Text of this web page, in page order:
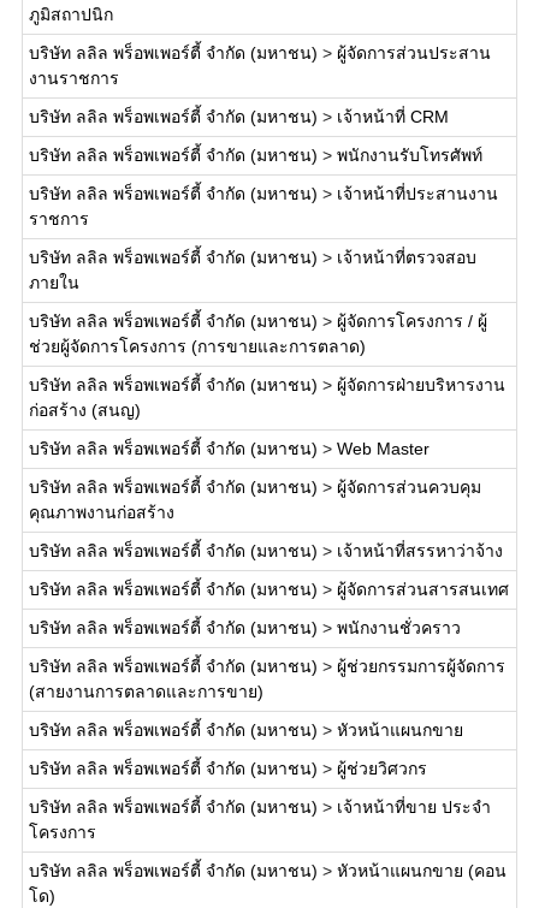
ภูมิสถาปนิก
บริษัท ลลิล พร็อพเพอร์ตี้ จำกัด (มหาชน) > ผู้จัดการส่วนประสาน
งานราชการ
บริษัท ลลิล พร็อพเพอร์ตี้ จำกัด (มหาชน) > เจ้าหน้าที่ CRM
บริษัท ลลิล พร็อพเพอร์ตี้ จำกัด (มหาชน) > พนักงานรับโทรศัพท์
บริษัท ลลิล พร็อพเพอร์ตี้ จำกัด (มหาชน) > เจ้าหน้าที่ประสานงาน
ราชการ
บริษัท ลลิล พร็อพเพอร์ตี้ จำกัด (มหาชน) > เจ้าหน้าที่ตรวจสอบ
ภายใน
บริษัท ลลิล พร็อพเพอร์ตี้ จำกัด (มหาชน) > ผู้จัดการโครงการ / ผู้
ช่วยผู้จัดการโครงการ (การขายและการตลาด)
บริษัท ลลิล พร็อพเพอร์ตี้ จำกัด (มหาชน) > ผู้จัดการฝ่ายบริหารงาน
ก่อสร้าง (สนญ)
บริษัท ลลิล พร็อพเพอร์ตี้ จำกัด (มหาชน) > Web Master
บริษัท ลลิล พร็อพเพอร์ตี้ จำกัด (มหาชน) > ผู้จัดการส่วนควบคุม
คุณภาพงานก่อสร้าง
บริษัท ลลิล พร็อพเพอร์ตี้ จำกัด (มหาชน) > เจ้าหน้าที่สรรหาว่าจ้าง
บริษัท ลลิล พร็อพเพอร์ตี้ จำกัด (มหาชน) > ผู้จัดการส่วนสารสนเทศ
บริษัท ลลิล พร็อพเพอร์ตี้ จำกัด (มหาชน) > พนักงานชั่วคราว
บริษัท ลลิล พร็อพเพอร์ตี้ จำกัด (มหาชน) > ผู้ช่วยกรรมการผู้จัดการ
(สายงานการตลาดและการขาย)
บริษัท ลลิล พร็อพเพอร์ตี้ จำกัด (มหาชน) > หัวหน้าแผนกขาย
บริษัท ลลิล พร็อพเพอร์ตี้ จำกัด (มหาชน) > ผู้ช่วยวิศวกร
บริษัท ลลิล พร็อพเพอร์ตี้ จำกัด (มหาชน) > เจ้าหน้าที่ขาย ประจำ
โครงการ
บริษัท ลลิล พร็อพเพอร์ตี้ จำกัด (มหาชน) > หัวหน้าแผนกขาย (คอน
โด)